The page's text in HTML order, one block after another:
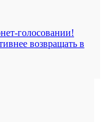
голосовании!
возвращать в